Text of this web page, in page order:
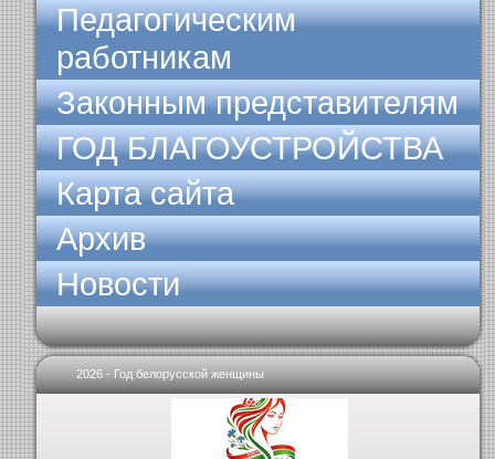
Педагогическим
работникам
Законным представителям
ГОД БЛАГОУСТРОЙСТВА
Карта сайта
Архив
Новости
2026 - Год белорусской женщины